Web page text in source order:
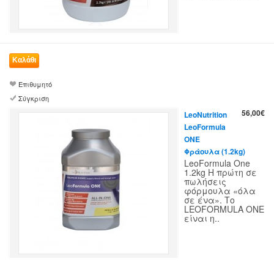
Επιθυμητό
Σύγκριση
56,00€
LeoNutrition
LeoFormula
ONE
Φράουλα (1.2kg)
LeoFormula One
1.2kg Η πρώτη σε
πωλήσεις
φόρμουλα «όλα
σε ένα». Το
LEOFORMULA ONE
είναι η..